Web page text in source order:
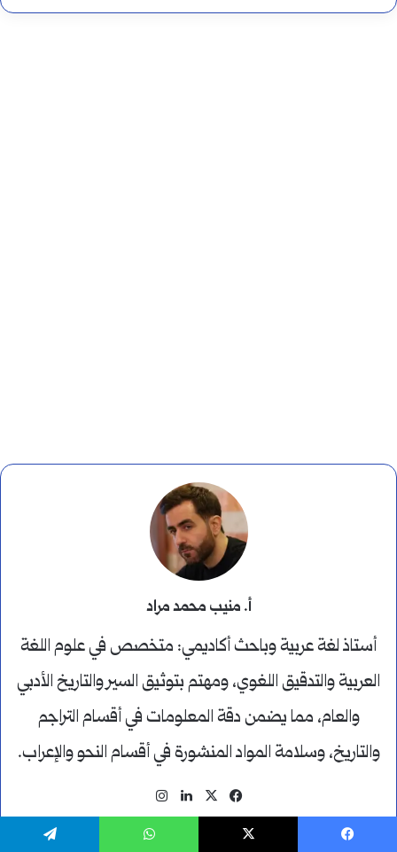
أ. منيب محمد مراد
أستاذ لغة عربية وباحث أكاديمي: متخصص في علوم اللغة
العربية والتدقيق اللغوي، ومهتم بتوثيق السير والتاريخ الأدبي
والعام، مما يضمن دقة المعلومات في أقسام التراجم
والتاريخ، وسلامة المواد المنشورة في أقسام النحو والإعراب.
فيسبوك
‫X لينكدإن